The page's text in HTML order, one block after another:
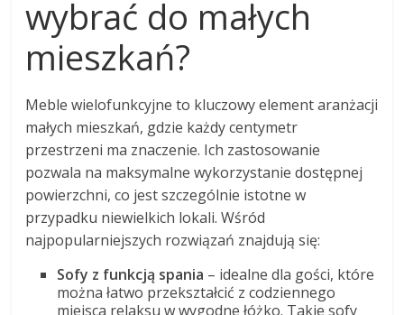
wybrać do małych
mieszkań?
Meble wielofunkcyjne to kluczowy element aranżacji
małych mieszkań, gdzie każdy centymetr
przestrzeni ma znaczenie. Ich zastosowanie
pozwala na maksymalne wykorzystanie dostępnej
powierzchni, co jest szczególnie istotne w
przypadku niewielkich lokali. Wśród
najpopularniejszych rozwiązań znajdują się:
Sofy z funkcją spania – idealne dla gości, które
można łatwo przekształcić z codziennego
miejsca relaksu w wygodne łóżko. Takie sofy